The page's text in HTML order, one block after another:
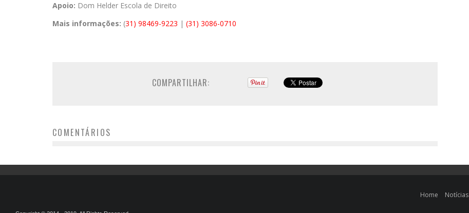
Apoio: Dom Helder Escola de Direito
Mais informações: (31) 98469-9223 | (31) 3086-0710
COMPARTILHAR:
COMENTÁRIOS
Home Notícias